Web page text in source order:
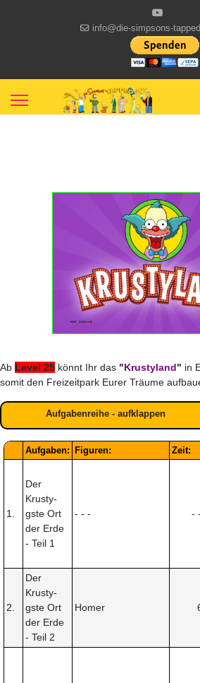
info@die-simpsons-
Ab Level 25 könnt Ihr das "Krustyland" in
somit den Freizeitpark Eurer Träume
Aufgabenreihe - aufklappen
Aufgaben: Figuren: Zeit:
1.
Der
Krusty-
gste Ort
der Erde
- Teil 1
- - - -
2.
Der
Krusty-
gste Ort
der Erde
- Teil 2
Homer